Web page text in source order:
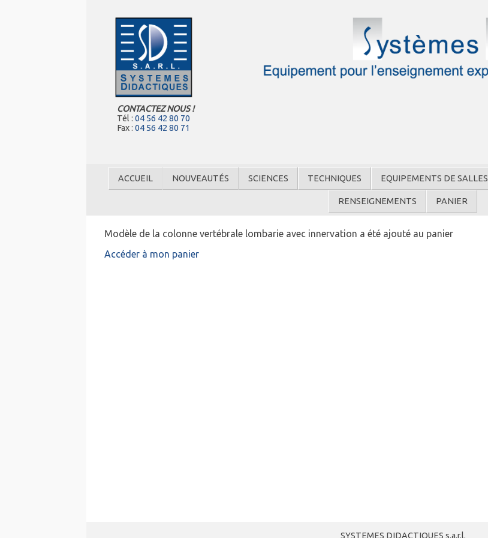
CONTACTEZ NOUS !
Tél : 04 56 42 80 70
Fax : 04 56 42 80 71
ACCUEIL NOUVEAUTÉS SCIENCES TECHNIQUES EQUIPEMENTS DE SALLES
RENSEIGNEMENTS PANIER
Modèle de la colonne vertébrale lombarie avec innervation a été ajouté au panier
Accéder à mon panier
SYSTEMES DIDACTIQUES s.a.r.l.